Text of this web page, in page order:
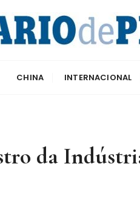
CHINA INTERNACIONAL
da